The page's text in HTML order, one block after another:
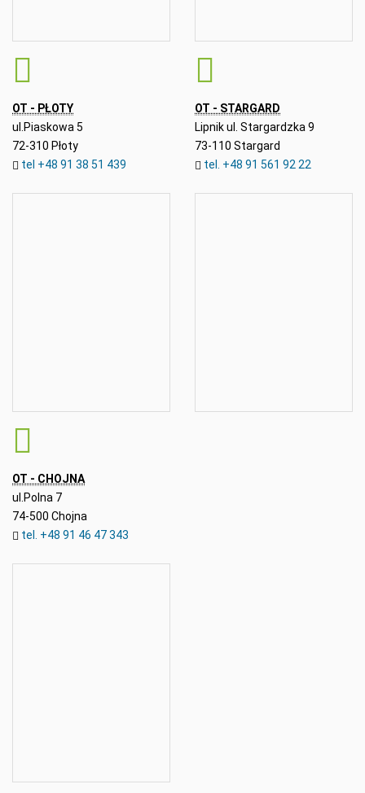
OT - PŁOTY
ul.Piaskowa 5
72-310 Płoty
tel +48 91 38 51 439
OT - STARGARD
Lipnik ul. Stargardzka 9
73-110 Stargard
tel. +48 91 561 92 22
OT - CHOJNA
ul.Polna 7
74-500 Chojna
tel. +48 91 46 47 343